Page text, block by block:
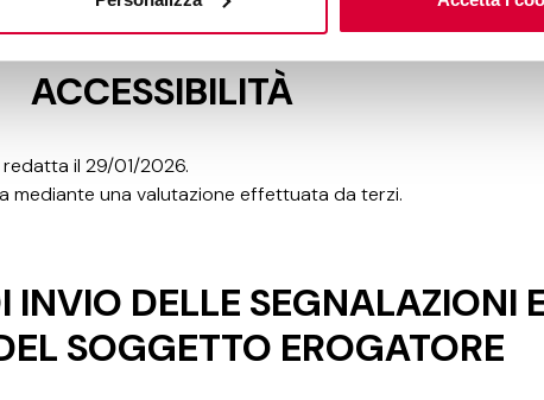
DELLA DICHIARAZIONE DI
ACCESSIBILITÀ
il 29/01/2026.
mediante una valutazione effettuata da terzi.
INVIO DELLE SEGNALAZIONI
SOGGETTO EROGATORE